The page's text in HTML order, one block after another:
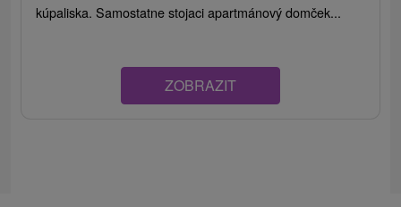
kúpaliska. Samostatne stojaci apartmánový domček...
ZOBRAZIT